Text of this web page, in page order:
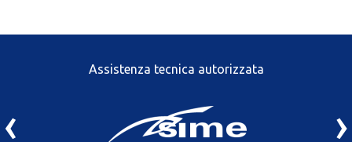
Assistenza tecnica autorizzata
‹ ›